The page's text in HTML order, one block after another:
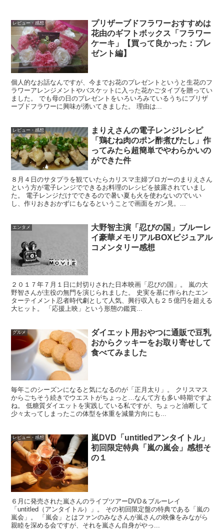
レビュー・感想
プリザーブドフラワーおすすめは
花由のギフトボックス「フラワー
ケーキ」【買って良かった：プレ
ゼント編】
個人的なお話なんですが、今までお花のプレゼントというと生花のフ
ラワーアレンジメントやバスケットに入った花かごタイプを贈ってい
ました。 でも母の日のプレゼントをいろいろみているうちにプリザ
ーブドフラワーに興味が湧いてきました。 理由は...
レビュー・感想
まりえさんの電子レンジレシピ
「鶏むね肉のポン酢煮びたし」作
ってみたら超簡単でやわらかいの
ができた件
８月４日のサタプラを観ていたらカリスマ主婦ブロガーのまりえさん
という方が電子レンジでできるお料理のレシピを披露されていまし
た。 電子レンジだけでできるので暑い夏も火を使わないのでいい
し、作りおきおかずにもなるということで画面をガン見。...
エンタメ
大野智主演「忍びの国」ブルーレ
イ豪華メモリアルBOXビジュアル
コメンタリー感想
２０１７年７月１日に封切りされた日本映画「忍びの国」。 嵐の大
野智さんが主役の無門を演じられました。 史実を基に作られたエン
ターテイメント忍者時代劇として人気、興行収入も２５億円を超える
大ヒット。 「応援上映」という形態の鑑賞...
グルメ
ダイエット用おやつに通販で豆乳
おからクッキーをお取り寄せして
食べてみました
毎年このシーズンになると気になるのが「正月太り」。 クリスマス
からごちそう続きでウエストがちょっと…なんて方も多い時期ですよ
ね。 低糖質ダイエットを実践している私ですが、ちょっと油断して
少々太ってしまったこの体型を体重を減量方向にも...
レビュー・感想
嵐DVD「untitledアンタイトル」
初回限定特典「嵐の嵐会」感想そ
の１
６月に発売された嵐さんのライブツアーDVD＆ブルーレイ
「untitled（アンタイトル）」。 その初回限定盤の特典である「嵐の
嵐会」。 「嵐会」とはファンのみなさんが嵐さんの映像をみながら
親睦を深める会ですが、それを嵐さん自身がやっ...